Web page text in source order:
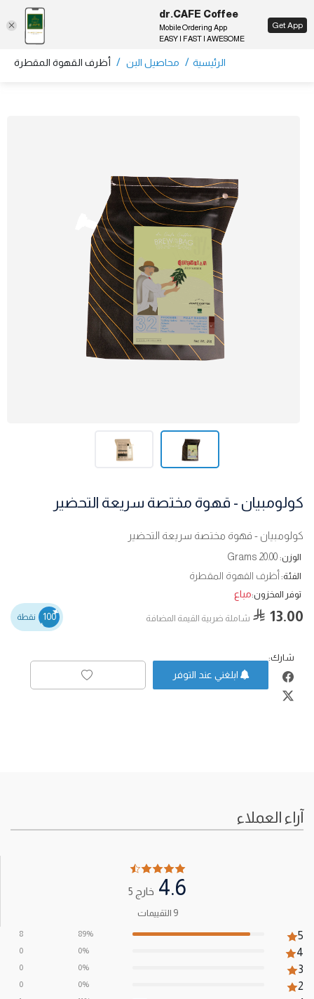
EN
الرئيسية / محاصيل البن / أظرف القهوة المقطرة
كولومبيان - قهوة مختصة سريعة التحضير
كولومبيان - قهوة مختصة سريعة التحضير
الوزن: 20.00 Grams
الفئة: أظرف القهوة المقطرة
توفر المخزون:مباع
13.00 شاملة ضربية القيمة المضافة 100 نقطة
شارك:
آراء العملاء
4.6 خارج 5
9 التقييمات
5
4
3
2
89%
0%
0%
0%
8
0
0
0
dr.CAFE Coffee
Mobile Ordering App
EASY | FAST | AWESOME
Get App